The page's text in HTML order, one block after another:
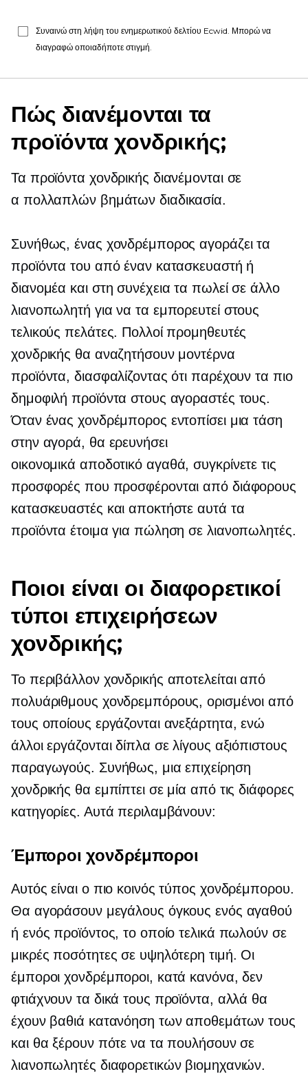
Συναινώ στη λήψη του ενημερωτικού δελτίου Ecwid. Μπορώ να
διαγραφώ οποιαδήποτε στιγμή.
Πώς διανέμονται τα
προϊόντα χονδρικής;
Τα προϊόντα χονδρικής διανέμονται σε
α πολλαπλών βημάτων διαδικασία.
Συνήθως, ένας χονδρέμπορος αγοράζει τα
προϊόντα του από έναν κατασκευαστή ή
διανομέα και στη συνέχεια τα πωλεί σε άλλο
λιανοπωλητή για να τα εμπορευτεί στους
τελικούς πελάτες. Πολλοί προμηθευτές
χονδρικής θα αναζητήσουν μοντέρνα
προϊόντα, διασφαλίζοντας ότι παρέχουν τα πιο
δημοφιλή προϊόντα στους αγοραστές τους.
Όταν ένας χονδρέμπορος εντοπίσει μια τάση
στην αγορά, θα ερευνήσει
οικονομικά αποδοτικό αγαθά, συγκρίνετε τις
προσφορές που προσφέρονται από διάφορους
κατασκευαστές και αποκτήστε αυτά τα
προϊόντα έτοιμα για πώληση σε λιανοπωλητές.
Ποιοι είναι οι διαφορετικοί
τύποι επιχειρήσεων
χονδρικής;
Το περιβάλλον χονδρικής αποτελείται από
πολυάριθμους χονδρεμπόρους, ορισμένοι από
τους οποίους εργάζονται ανεξάρτητα, ενώ
άλλοι εργάζονται δίπλα σε λίγους αξιόπιστους
παραγωγούς. Συνήθως, μια επιχείρηση
χονδρικής θα εμπίπτει σε μία από τις διάφορες
κατηγορίες. Αυτά περιλαμβάνουν:
Έμποροι χονδρέμποροι
Αυτός είναι ο πιο κοινός τύπος χονδρέμπορου.
Θα αγοράσουν μεγάλους όγκους ενός αγαθού
ή ενός προϊόντος, το οποίο τελικά πωλούν σε
μικρές ποσότητες σε υψηλότερη τιμή. Οι
έμποροι χονδρέμποροι, κατά κανόνα, δεν
φτιάχνουν τα δικά τους προϊόντα, αλλά θα
έχουν βαθιά κατανόηση των αποθεμάτων τους
και θα ξέρουν πότε να τα πουλήσουν σε
λιανοπωλητές διαφορετικών βιομηχανιών.